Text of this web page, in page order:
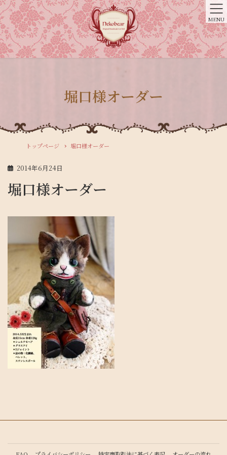
堀口様オーダー
トップページ 堀口様オーダー
2014年6月24日
堀口様オーダー
MENU